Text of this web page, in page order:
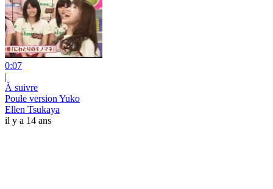
0:07
|
À suivre
Poule version Yuko
Ellen Tsukaya
il y a 14 ans